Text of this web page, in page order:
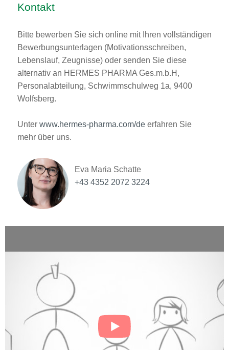
Kontakt
Bitte bewerben Sie sich online mit Ihren vollständigen
Bewerbungsunterlagen (Motivationsschreiben,
Lebenslauf, Zeugnisse) oder senden Sie diese
alternativ an HERMES PHARMA Ges.m.b.H,
Personalabteilung, Schwimmschulweg 1a, 9400
Wolfsberg.
Unter www.hermes-pharma.com/de erfahren Sie
mehr über uns.
Eva Maria Schatte
+43 4352 2072 3224